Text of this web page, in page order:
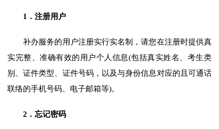
1．注册用户
补办服务的用户注册实行实名制，请您在注册时提供真
实完整、准确有效的用户个人信息(包括真实姓名、考生类
别、证件类型、证件号码，以及与身份信息对应的且可通话
联络的手机号码、电子邮箱等)。
2．忘记密码